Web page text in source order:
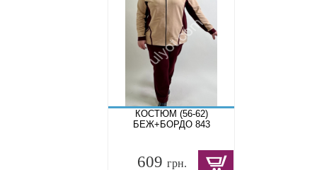
КОСТЮМ (56-62)
БЕЖ+БОРДО 843
609 грн.